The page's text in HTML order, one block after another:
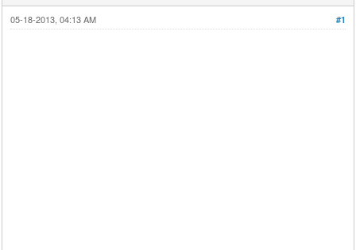
#1
05-18-2013, 04:13 AM